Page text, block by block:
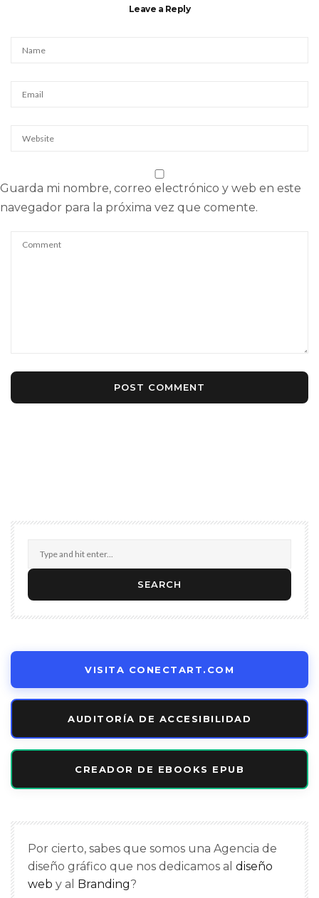
Leave a Reply
Guarda mi nombre, correo electrónico y web en este
navegador para la próxima vez que comente.
VISITA CONECTART.COM
AUDITORÍA DE ACCESIBILIDAD
CREADOR DE EBOOKS EPUB
Por cierto, sabes que somos una Agencia de
diseño gráfico que nos dedicamos al diseño
web y al Branding?